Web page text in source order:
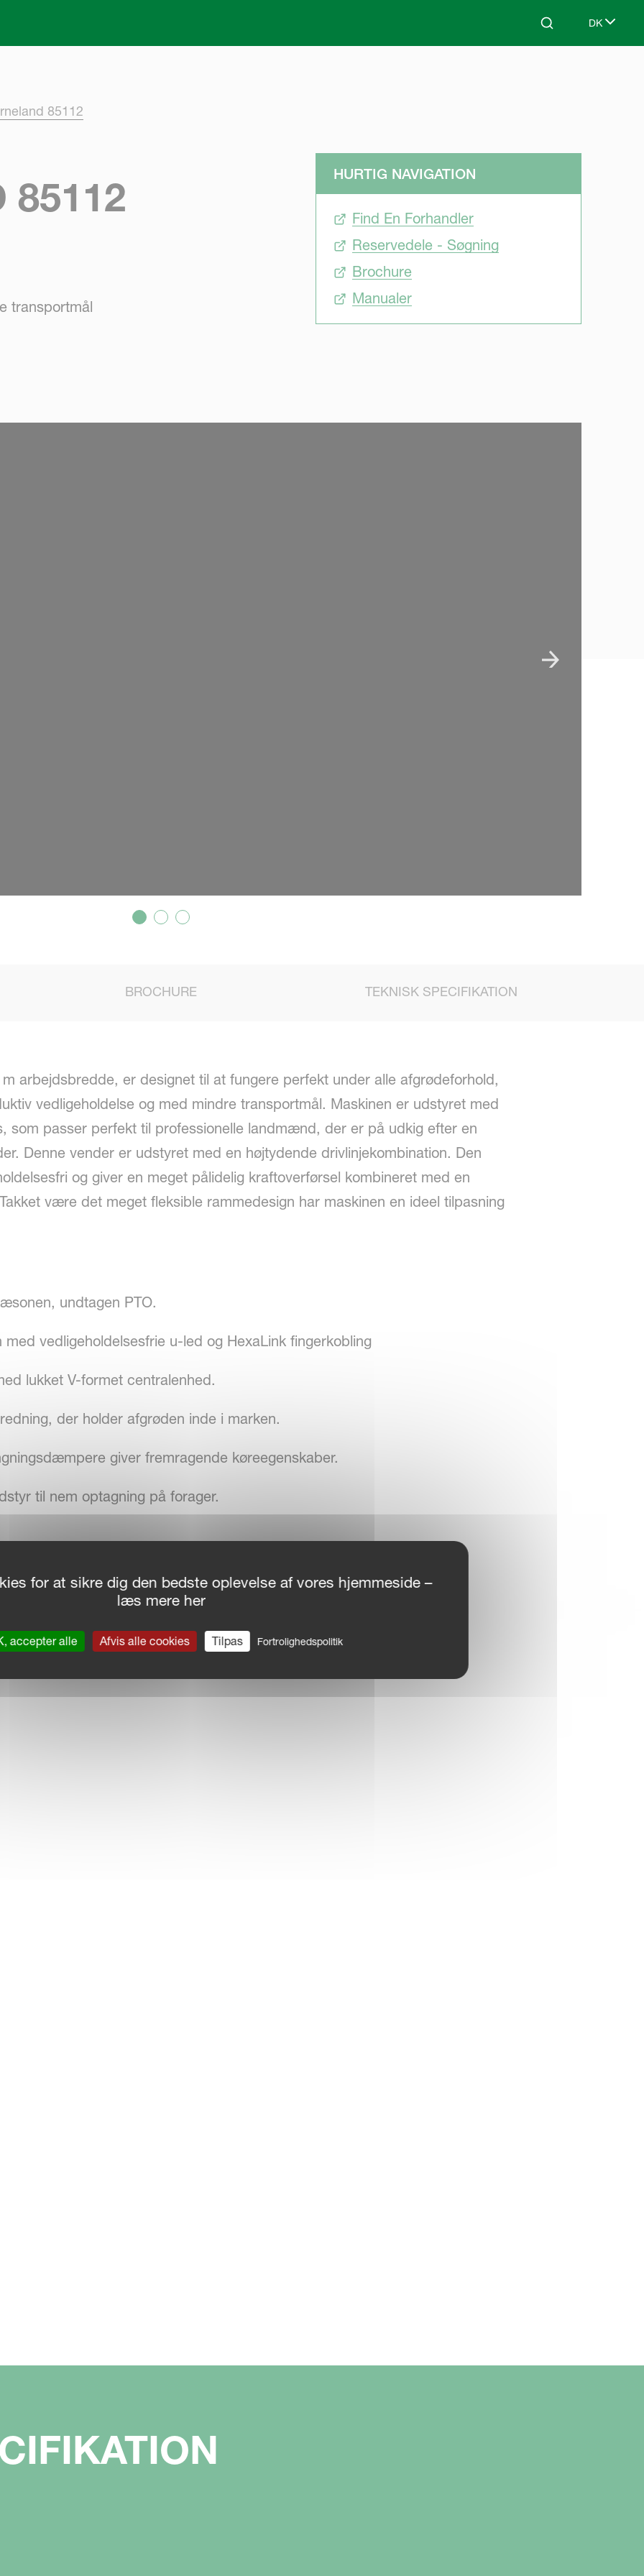
Search DK
Select
85112
85112
transportmål
HURTIG NAVIGATION
Find En Forhandler
Reservedele - Søgning
Brochure
Manualer
BROCHURE TEKNISK SPECIFIKATION
arbejdsbredde, er designet til at fungere perfekt under alle afgrødeforhold,
vedligeholdelse og med mindre transportmål. Maskinen er udstyret med
som passer perfekt til professionelle landmænd, der er på udkig efter en
Denne vender er udstyret med en højtydende drivlinjekombination. Den
og giver en meget pålidelig kraftoverførsel kombineret med en
være det meget fleksible rammedesign har maskinen en ideel tilpasning
undtagen PTO.
vedligeholdelsesfrie u-led og HexaLink fingerkobling
lukket V-formet centralenhed.
der holder afgrøden inde i marken.
giver fremragende køreegenskaber.
til nem optagning på forager.
for at sikre dig den bedste oplevelse af vores hjemmeside –
læs mere her
accepter alle Afvis alle cookies Tilpas Fortrolighedspolitik